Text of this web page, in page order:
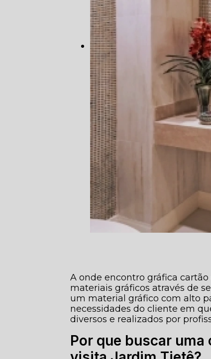
A onde encontro gráfica
materiais gráficos através de
um material gráfico com alto
necessidades do cliente em
diversos e realizados por
Por que buscar